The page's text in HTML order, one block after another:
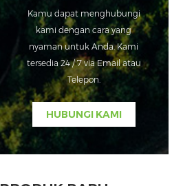
Kamu dapat menghubungi
kami dengan cara yang
nyaman untuk Anda. Kami
tersedia 24 / 7 via Email atau
Telepon.
HUBUNGI KAMI